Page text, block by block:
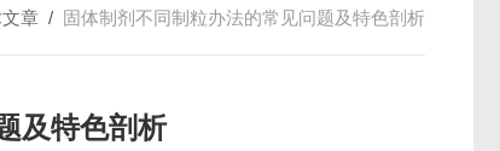
章 / 固体制剂不同制粒办法的常见问题及特色剖析
及特色剖析